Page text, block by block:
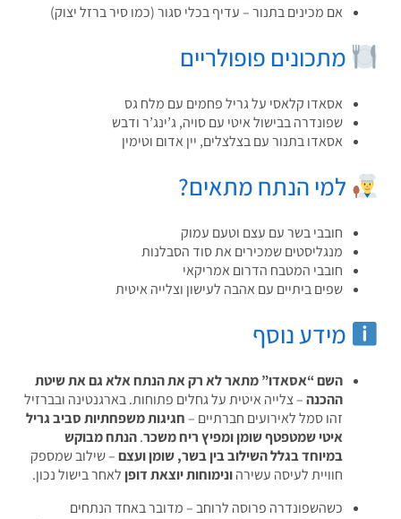
אם מכינים בתנור – עדיף בכלי סגור (כמו סיר ברזל יצוק)
מתכונים פופולריים
אסאדו קלאסי על גריל פחמים עם מלח גס
שפונדרה בבישול איטי עם סויה, ג’ינג’ר ודבש
אסאדו בתנור עם בצלצלים, יין אדום וטימין
למי הנתח מתאים?
חובבי בשר עם עצם וטעם עמוק
מנגליסטים שמכירים את סוד הסבלנות
חובבי המטבח הדרום אמריקאי
שפים ביתיים עם אהבה לעישון וצלייה איטית
מידע נוסף
השם “אסאדו” מתאר לא רק את הנתח אלא גם את שיטת
ההכנה– צלייה איטית על גחלים פתוחות. בארגנטינה ובברזיל
זהו סמל לאירועים חברתיים –חגיגות משפחתיות סביב גריל
איטי שמטפטף שומן ומפיץ ריח משכר.הנתח מבוקש
במיוחד בגלל השילוב בין בשר, שומן ועצם– שילוב שמספק
חוויית לעיסה עשירה ונימוחות יוצאת דופןלאחר בישול נכון.
כשהשפונדרה פרוסה לרוחב – מדובר באחד הנתחים